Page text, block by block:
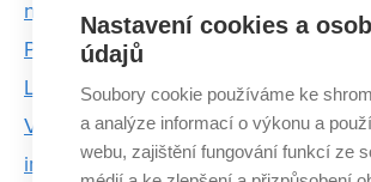
naděje, myslí si biskup Pavel Konzbul
Přenášet data pomocí světla bude
LED žárovkám
Výrobci si zatím neuvědomují
internetu věcí, myslí si zakladatel
Nastavení cookies a
údajů
Soubory cookie používáme ke
a analýze informací o výkonu a
webu, zajištění fungování funkcí ze